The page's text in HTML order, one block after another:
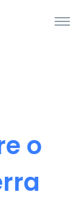
o